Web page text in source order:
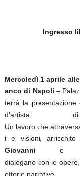
Ingresso
Mercoledì 1 aprile
anco di Napoli –
terrà la presentazione
Un lavoro che
i e visioni,
Giovanni e
dialogano con le
ettorie narrative.